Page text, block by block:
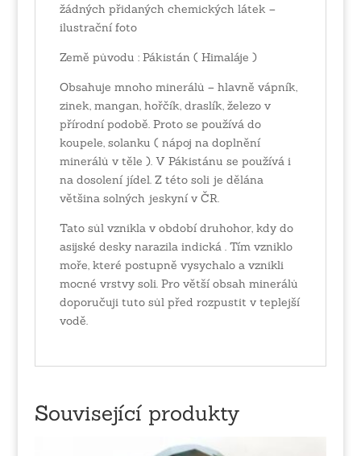
žádných přidaných chemických látek –
ilustrační foto
Země původu : Pákistán ( Himaláje )
Obsahuje mnoho minerálů – hlavně vápník,
zinek, mangan, hořčík, draslík, železo v
přírodní podobě. Proto se používá do
koupele, solanku ( nápoj na doplnění
minerálů v těle ). V Pákistánu se používá i
na dosolení jídel. Z této soli je dělána
většina solných jeskyní v ČR.
Tato sůl vznikla v období druhohor, kdy do
asijské desky narazila indická . Tím vzniklo
moře, které postupně vysychalo a vznikli
mocné vrstvy soli. Pro větší obsah minerálů
doporučuji tuto sůl před rozpustit v teplejší
vodě.
Související produkty